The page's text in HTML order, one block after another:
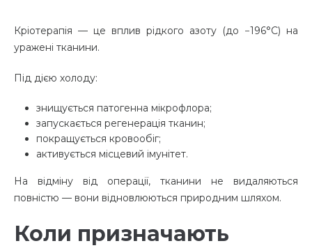
Кріотерапія — це вплив рідкого азоту (до −196°C) на
уражені тканини.
Під дією холоду:
знищується патогенна мікрофлора;
запускається регенерація тканин;
покращується кровообіг;
активується місцевий імунітет.
На відміну від операції, тканини не видаляються
повністю — вони відновлюються природним шляхом.
Коли призначають